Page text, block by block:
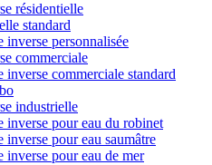
résidentielle
standard
inverse personnalisée
commerciale
inverse commerciale standard
industrielle
inverse pour eau du robinet
inverse pour eau saumâtre
inverse pour eau de mer